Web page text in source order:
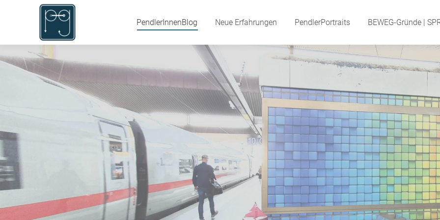
PendlerInnenBlog Neue Erfahrungen PendlerPortraits BEWEG-Gründe |
PendlerInnenBlog Neue Erfahrungen PendlerPortraits BEWEG-Gründe |